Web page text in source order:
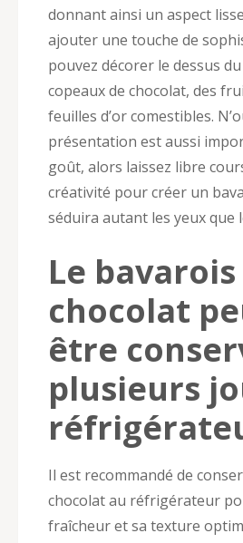
donnant ainsi un aspect
ajouter une touche de
pouvez décorer le dessus
copeaux de chocolat, des
feuilles d’or comestibles.
présentation est aussi
goût, alors laissez libre
créativité pour créer un
séduira autant les yeux que
Le bavarois
chocolat
être
plusieurs
Il est recommandé de
chocolat au réfrigérateur
fraîcheur et sa texture